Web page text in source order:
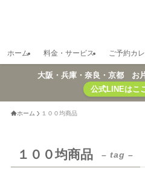
ホーム 料金・サービス ご予約カ
大阪・兵庫・奈良・京都 お
公式LINEはこ
ホーム １００均商品
１００均商品 – tag –